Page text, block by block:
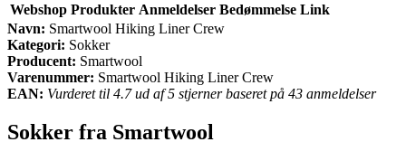
Webshop Produkter Anmeldelser Bedømmelse Link
Navn: Smartwool Hiking Liner Crew
Kategori: Sokker
Producent: Smartwool
Varenummer: Smartwool Hiking Liner Crew
EAN: Vurderet til 4.7 ud af 5 stjerner baseret på 43 anmeldelser
Sokker fra Smartwool